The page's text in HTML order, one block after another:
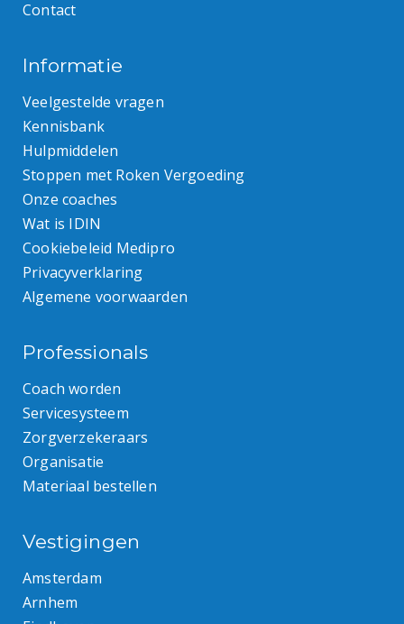
Contact
Informatie
Veelgestelde vragen
Kennisbank
Hulpmiddelen
Stoppen met Roken Vergoeding
Onze coaches
Wat is IDIN
Cookiebeleid Medipro
Privacyverklaring
Algemene voorwaarden
Professionals
Coach worden
Servicesysteem
Zorgverzekeraars
Organisatie
Materiaal bestellen
Vestigingen
Amsterdam
Arnhem